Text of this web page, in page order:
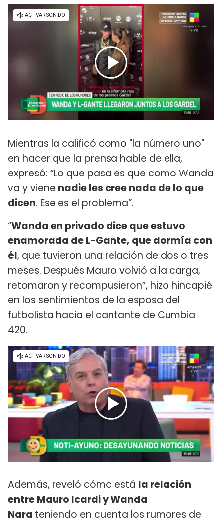
Mientras la calificó como "la número uno"
en hacer que la prensa hable de ella,
expresó: “Lo que pasa es que como Wanda
va y viene nadie les cree nada de lo que
dicen. Ese es el problema”.
“Wanda en privado dice que estuvo
enamorada de L-Gante, que dormía con
él, que tuvieron una relación de dos o tres
meses. Después Mauro volvió a la carga,
retomaron y recompusieron”, hizo hincapié
en los sentimientos de la esposa del
futbolista hacia el cantante de Cumbia
420.
Además, reveló cómo está la relación
entre Mauro Icardi y Wanda
Nara teniendo en cuenta los rumores de